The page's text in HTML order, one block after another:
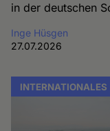
in der deutschen
Inge Hüsgen
27.07.2026
INTERNATIONALES